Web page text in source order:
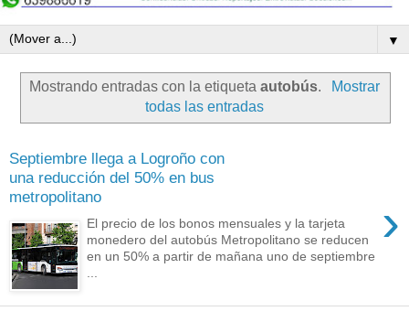
▼
Mostrando entradas con la etiquetaautobús.
Mostrar
todas las entradas
Septiembre llega a Logroño con
una reducción del 50% en bus
metropolitano
›
El precio de los bonos mensuales y la tarjeta
monedero del autobús Metropolitano se reducen
en un 50% a partir de mañana uno de septiembre